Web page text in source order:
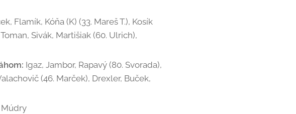
Flamík, Kóňa (K) (33. Mareš T.), Kosík
Sivák, Martišiak (60. Ulrich),
Igaz, Jambor, Rapavý (80. Svorada),
(46. Marček), Drexler, Buček,
Múdry